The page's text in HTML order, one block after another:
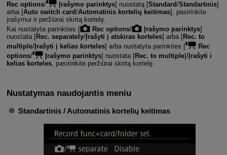
Rec options/ Įrašymo parinktys] nuostatą [Standard/Standartinis]
arba [Auto switch card/Automatinis kortelių keitimas], pasirinkite
įrašymui ir peržiūrai skirtą kortelę.
Kai nustatyta parinkties [
Rec options/ Įrašymo parinktys]
nuostata [Rec. separately/Įrašyti į atskiras korteles] arba [Rec. to
multiple/Įrašyti į kelias korteles] arba nustatyta parinkties [
Rec
options/ Įrašymo parinktys] nuostata [Rec. to multiple]/Įrašyti i
kelias korteles, pasirinkite peržiūrai skirtą kortelę.
Nustatymas naudojantis meniu
Standartinis / Automatinis kortelių keitimas